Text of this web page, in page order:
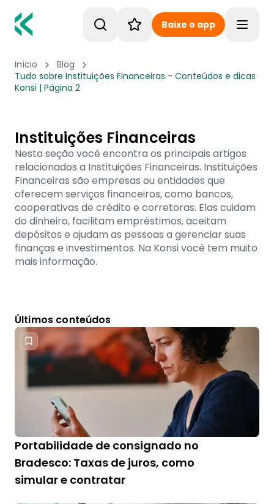
Baixe o app
Início
Blog
Tudo sobre Instituições Financeiras - Conteúdos e dicas
Konsi | Página 2
Instituições Financeiras
Nesta seção você encontra os principais artigos
relacionados a Instituições Financeiras. Instituições
Financeiras são empresas ou entidades que
oferecem serviços financeiros, como bancos,
cooperativas de crédito e corretoras. Elas cuidam
do dinheiro, facilitam empréstimos, aceitam
depósitos e ajudam as pessoas a gerenciar suas
finanças e investimentos. Na Konsi você tem muito
mais informação.
Últimos conteúdos
Portabilidade de consignado no
Bradesco: Taxas de juros, como
simular e contratar